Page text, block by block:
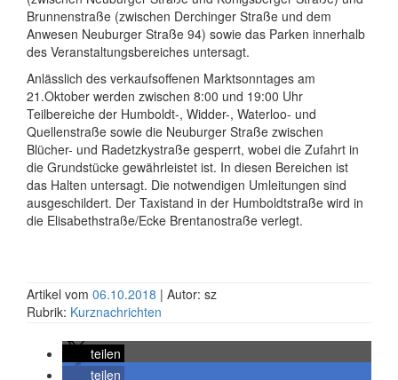
Brunnenstraße (zwischen Derchinger Straße und dem
Anwesen Neuburger Straße 94) sowie das Parken innerhalb
des Veranstaltungsbereiches untersagt.
Anlässlich des verkaufsoffenen Marktsonntages am
21.Oktober werden zwischen 8:00 und 19:00 Uhr
Teilbereiche der Humboldt-, Widder-, Waterloo- und
Quellenstraße sowie die Neuburger Straße zwischen
Blücher- und Radetzkystraße gesperrt, wobei die Zufahrt in
die Grundstücke gewährleistet ist. In diesen Bereichen ist
das Halten untersagt. Die notwendigen Umleitungen sind
ausgeschildert. Der Taxistand in der Humboldtstraße wird in
die Elisabethstraße/Ecke Brentanostraße verlegt.
Artikel vom 06.10.2018 | Autor: sz
Rubrik: Kurznachrichten
teilen
teilen